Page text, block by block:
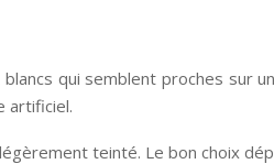
qui semblent proches sur
artificiel.
teinté. Le bon choix